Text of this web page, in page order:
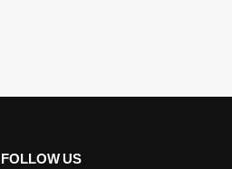
FOLLOW US